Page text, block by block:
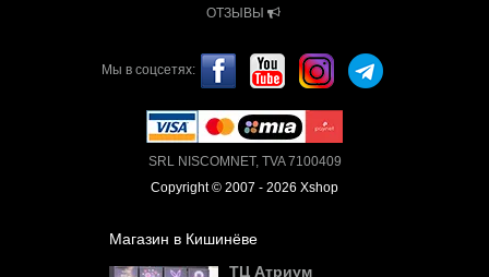
ОТЗЫВЫ
Мы в соцсетях:
SRL NISCOMNET, TVA 7100409
Copyright © 2007 - 2026 Xshop
Магазин в Кишинёве
ТЦ Атриум